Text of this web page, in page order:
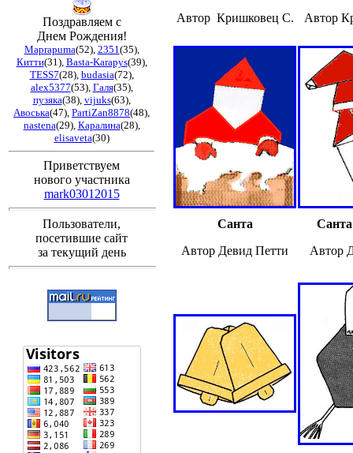
Поздравляем с
Днем Рождения!
Maprapuma(52), 2351(35),
Китти(31), Basta-Karapys(39),
TESS7(28), budasia(72),
alex5377(53), Галя(35),
пузяка(38), vijuks(63),
Авоська(47), PartiZan8878(48),
nastena(29), Каралина(28),
elisaveta(30)
Приветствуем
нового участника
mark03012015
Пользователи,
посетившие сайт
за текущий день
Автор Кришковец С.
Автор
Санта
Автор Девид Петти
Санта
Автор